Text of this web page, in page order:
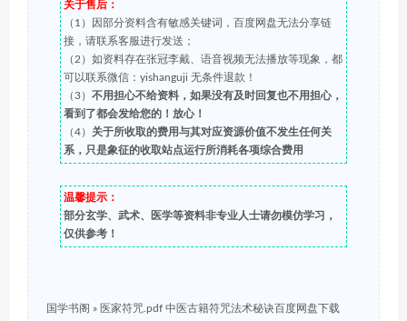
关于售后：
（1）因部分资料含有敏感关键词，百度网盘无法分享链
接，请联系客服进行发送；
（2）如资料存在张冠李戴、语音视频无法播放等现象，都
可以联系微信：yishanguji 无条件退款！
（3） 不用担心不给资料，如果没有及时回复也不用担心，
看到了都会发给您的！放心！
（4） 关于所收取的费用与其对应资源价值不发生任何关
系，只是象征的收取站点运行所消耗各项综合费用
温馨提示：
部分玄学、武术、医学等资料非专业人士请勿模仿学习，
仅供参考！
国学书阁 » 医家符咒.pdf 中医古籍符咒法术秘诀百度网盘下载